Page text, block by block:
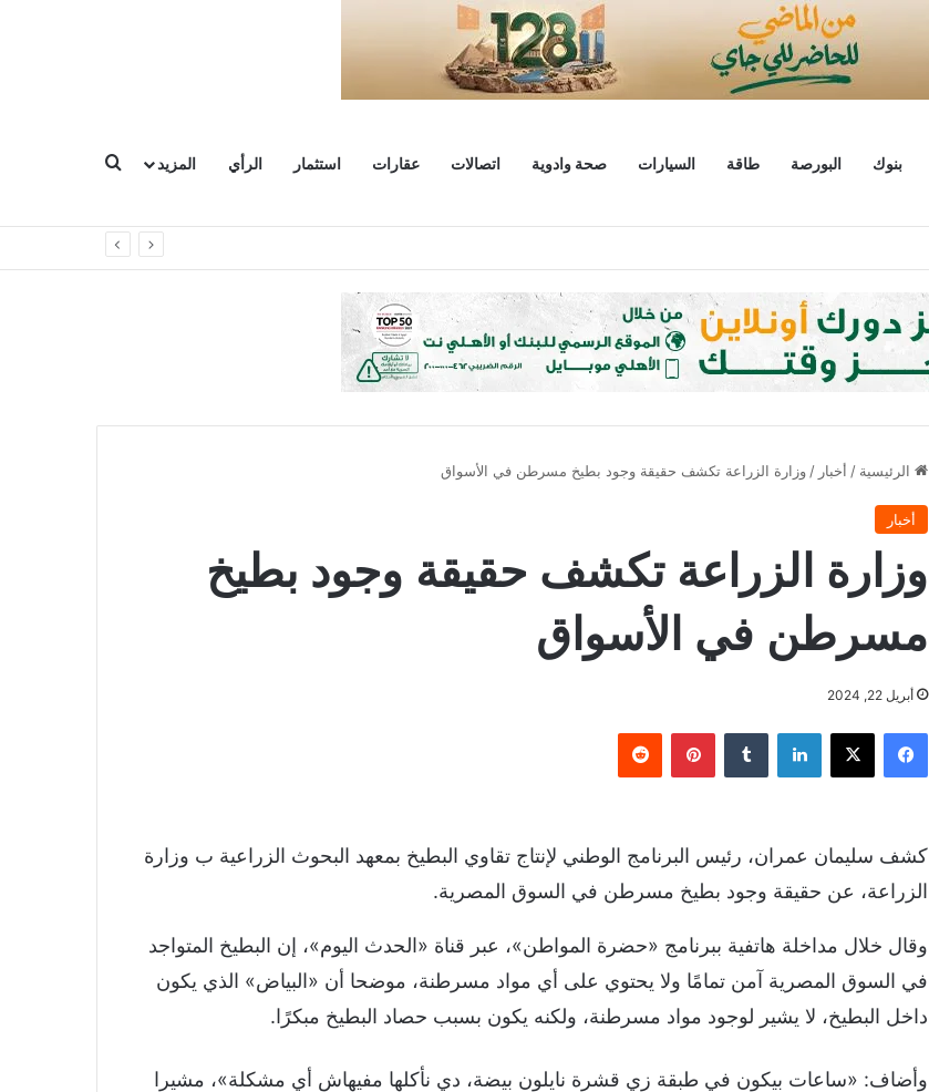
بنوك البورصة طاقة السيارات صحة وادوية اتصالات عقارات استثمار الرأي المزيد
الرئيسية / أخبار / وزارة الزراعة تكشف حقيقة وجود بطيخ مسرطن في الأسواق
أخبار
وزارة الزراعة تكشف حقيقة وجود بطيخ
مسرطن في الأسواق
أبريل 22, 2024
فيسبوك لينكدإن بينتيريست
كشف سليمان عمران، رئيس البرنامج الوطني لإنتاج تقاوي البطيخ بمعهد البحوث الزراعية ب وزارة
الزراعة، عن حقيقة وجود بطيخ مسرطن في السوق المصرية.
وقال خلال مداخلة هاتفية ببرنامج «حضرة المواطن»، عبر قناة «الحدث اليوم»، إن البطيخ المتواجد
في السوق المصرية آمن تمامًا ولا يحتوي على أي مواد مسرطنة، موضحا أن «البياض» الذي يكون
داخل البطيخ، لا يشير لوجود مواد مسرطنة، ولكنه يكون بسبب حصاد البطيخ مبكرًا.
وأضاف: «ساعات بيكون في طبقة زي قشرة نايلون بيضة، دي نأكلها مفيهاش أي مشكلة»، مشيرا